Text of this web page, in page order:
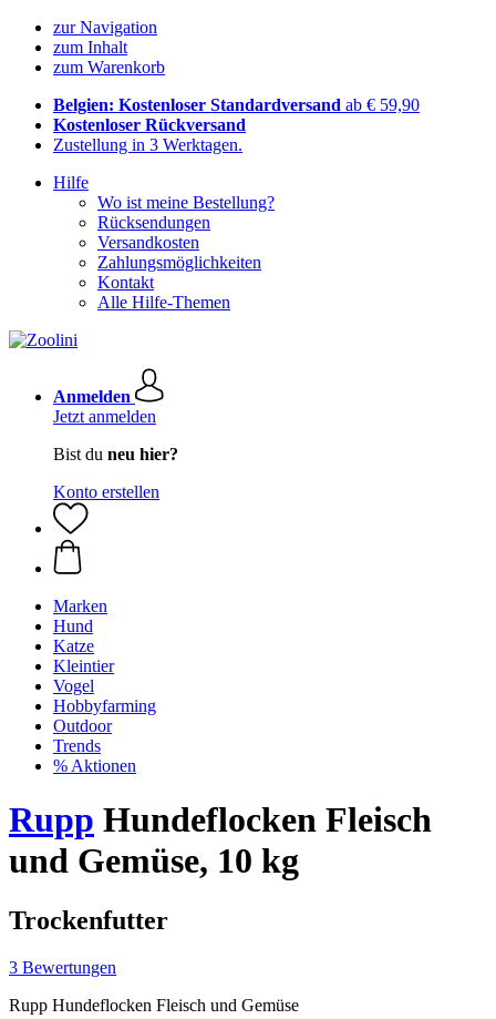
zur Navigation
zum Inhalt
zum Warenkorb
Belgien: Kostenloser Standardversand ab € 59,90
Kostenloser Rückversand
Zustellung in 3 Werktagen.
Hilfe
Wo ist meine Bestellung?
Rücksendungen
Versandkosten
Zahlungsmöglichkeiten
Kontakt
Alle Hilfe-Themen
Anmelden
Jetzt anmelden
Bist du neu hier?
Konto erstellen
Marken
Hund
Katze
Kleintier
Vogel
Hobbyfarming
Outdoor
Trends
% Aktionen
Rupp Hundeflocken Fleisch
und Gemüse, 10 kg
Trockenfutter
3 Bewertungen
Rupp Hundeflocken Fleisch und Gemüse